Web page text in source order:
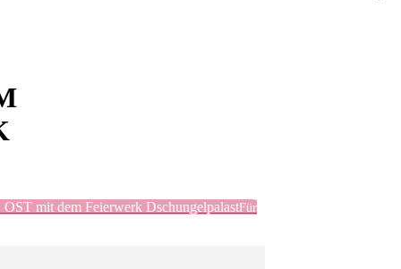
mit dem Feierwerk DschungelpalastFür